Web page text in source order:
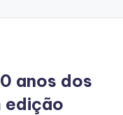
anos dos
edição